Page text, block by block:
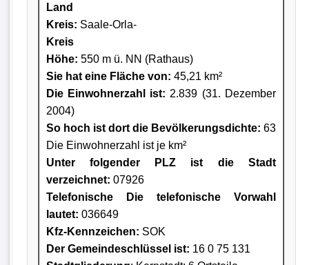
Land
Kreis: Saale-Orla-
Kreis
Höhe: 550 m ü. NN (Rathaus)
Sie hat eine Fläche von: 45,21 km²
Die Einwohnerzahl ist: 2.839 (31. Dezember
2004)
So hoch ist dort die Bevölkerungsdichte: 63
Die Einwohnerzahl ist je km²
Unter folgender PLZ ist die Stadt
verzeichnet: 07926
Telefonische Die telefonische Vorwahl
lautet: 036649
Kfz-Kennzeichen: SOK
Der Gemeindeschlüssel ist: 16 0 75 131